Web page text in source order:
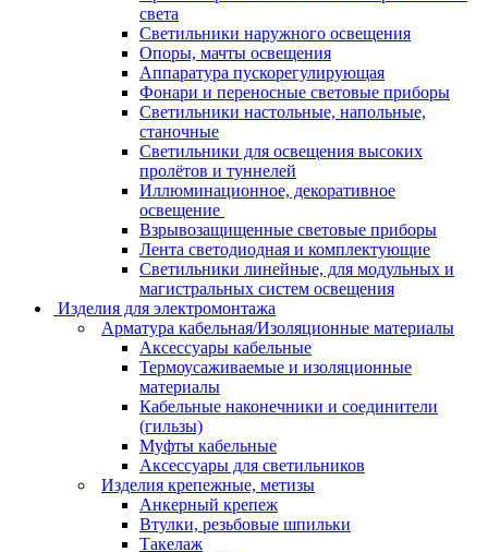
света
Светильники наружного освещения
Опоры, мачты освещения
Аппаратура пускорегулирующая
Фонари и переносные световые приборы
Светильники настольные, напольные,
станочные
Светильники для освещения высоких
пролётов и туннелей
Иллюминационное, декоративное
освещение
Взрывозащищенные световые приборы
Лента светодиодная и комплектующие
Светильники линейные, для модульных и
магистральных систем освещения
Изделия для электромонтажа
Арматура кабельная/Изоляционные материалы
Аксессуары кабельные
Термоусаживаемые и изоляционные
материалы
Кабельные наконечники и соединители
(гильзы)
Муфты кабельные
Аксессуары для светильников
Изделия крепежные, метизы
Анкерный крепеж
Втулки, резьбовые шпильки
Такелаж